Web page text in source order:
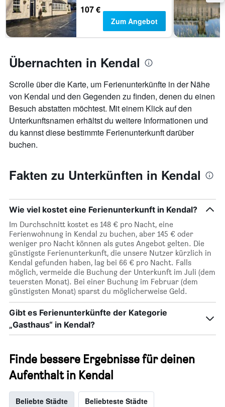
107 €
Zum Angebot
Übernachten in Kendal
Scrolle über die Karte, um Ferienunterkünfte in der Nähe
von Kendal und den Gegenden zu finden, denen du einen
Besuch abstatten möchtest. Mit einem Klick auf den
Unterkunftsnamen erhältst du weitere Informationen und
du kannst diese bestimmte Ferienunterkunft darüber
buchen.
Fakten zu Unterkünften in Kendal
Wie viel kostet eine Ferienunterkunft in Kendal?
Im Durchschnitt kostet es 148 € pro Nacht, eine
Ferienwohnung in Kendal zu buchen, aber 145 € oder
weniger pro Nacht können als gutes Angebot gelten. Die
günstigste Ferienunterkunft, die unsere Nutzer kürzlich in
Kendal gefunden haben, lag bei 66 € pro Nacht. Falls
möglich, vermeide die Buchung der Unterkunft im Juli (dem
teuersten Monat). Bei einer Buchung im Februar (dem
günstigsten Monat) sparst du möglicherweise Geld.
Gibt es Ferienunterkünfte der Kategorie
„Gasthaus“ in Kendal?
Finde bessere Ergebnisse für deinen
Aufenthalt in Kendal
Beliebte Städte Beliebteste Städte